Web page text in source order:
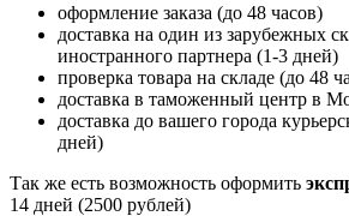
оформление заказа (до 48 часов)
доставка на один из зарубежных
иностранного партнера (1-3 дней)
проверка товара на складе (до 48
доставка в таможенный центр в
доставка до вашего города
дней)
Так же есть возможность оформить
14 дней (2500 рублей)